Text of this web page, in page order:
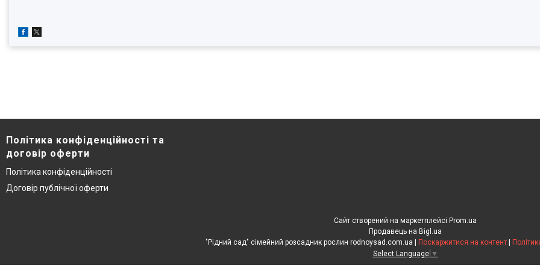
Політика конфіденційності та
договір оферти
Політика конфіденційності
Договір публічної оферти
Сайт створений на маркетплейсі Prom.ua
Продавець на Bigl.ua
Поскаржитися на контент
Select Language ▼